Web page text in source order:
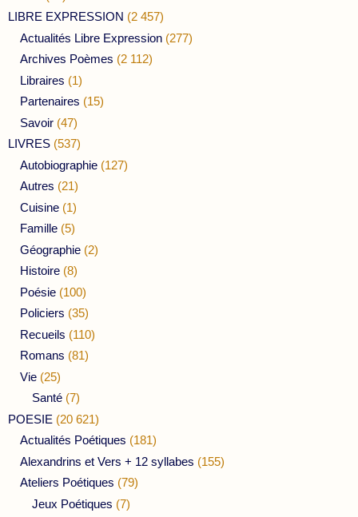
LIBRE EXPRESSION (2 457)
Actualités Libre Expression (277)
Archives Poèmes (2 112)
Libraires (1)
Partenaires (15)
Savoir (47)
LIVRES (537)
Autobiographie (127)
Autres (21)
Cuisine (1)
Famille (5)
Géographie (2)
Histoire (8)
Poésie (100)
Policiers (35)
Recueils (110)
Romans (81)
Vie (25)
Santé (7)
POESIE (20 621)
Actualités Poétiques (181)
Alexandrins et Vers + 12 syllabes (155)
Ateliers Poétiques (79)
Jeux Poétiques (7)